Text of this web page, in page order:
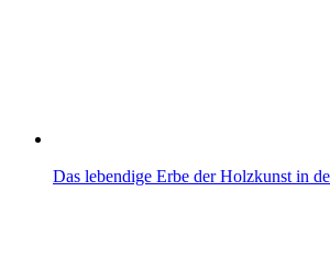
Das lebendige Erbe der Holzkunst in